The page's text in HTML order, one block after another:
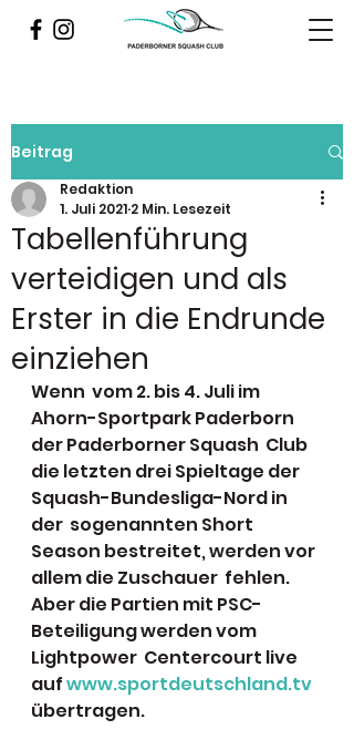
Beitrag
Tabellenführung
verteidigen und als
Erster in die Endrunde
einziehen
Redaktion
1. Juli 2021 2 Min. Lesezeit
Wenn  vom 2. bis 4. Juli im
Ahorn-Sportpark Paderborn
der Paderborner Squash  Club
die letzten drei Spieltage der
Squash-Bundesliga-Nord in
der  sogenannten Short
Season bestreitet, werden vor
allem die Zuschauer  fehlen.
Aber die Partien mit PSC-
Beteiligung werden vom
Lightpower  Centercourt live
auf www.sportdeutschland.tv
übertragen.